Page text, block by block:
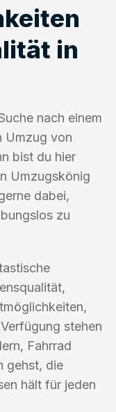
in
nach einem
Umzug von
bist du hier
Umzugskönig
dabei,
zu
stehen
Fahrrad
gehst, die
hält für jeden